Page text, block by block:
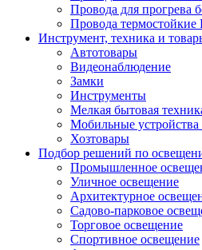
Провода для прогрева
Провода
Инструмент, техника и
Автотовары
Видеонаблюдение
Замки
Инструменты
Мелкая бытовая
Мобильные
Хозтовары
Подбор решений по
Промышленное
Уличное освещение
Архитектурное
Садово-парковое
Торговое освещение
Спортивное освещение